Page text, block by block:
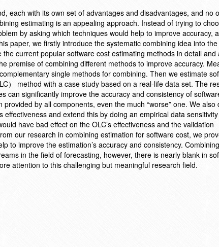
each with its own set of advantages and disadvantages, and no
estimating is an appealing approach. Instead of trying to
by asking which techniques would help to improve accuracy,
paper, we firstly introduce the systematic combining idea into
current popular software cost estimating methods in detail and
premise of combining different methods to improve accuracy.
single methods for combining. Then we estimate
） method with a case study based on a real-life data set. The
can significantly improve the accuracy and consistency of
by all components, even the much “worse” one. We also
effectiveness and extend this by doing an empirical data
have bad effect on the OLC’s effectiveness and the validation
our research in combining estimation for software cost, we
to improve the estimation’s accuracy and consistency. Combining
in the field of forecasting, however, there is nearly blank in
attention to this challenging but meaningful research field.